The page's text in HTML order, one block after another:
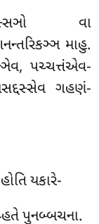
વા
માહુ.
પચ્ચત્તંએવ-
ગહણં-
યકારે-
પુનબ્બચના.